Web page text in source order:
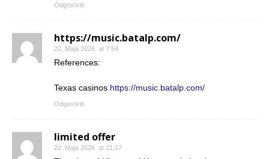
Odgovoriti
https://music.batalp.com/
22. Maja 2026. at 7:54
References:
Texas casinos https://music.batalp.com/
Odgovoriti
limited offer
22. Maja 2026. at 21:17